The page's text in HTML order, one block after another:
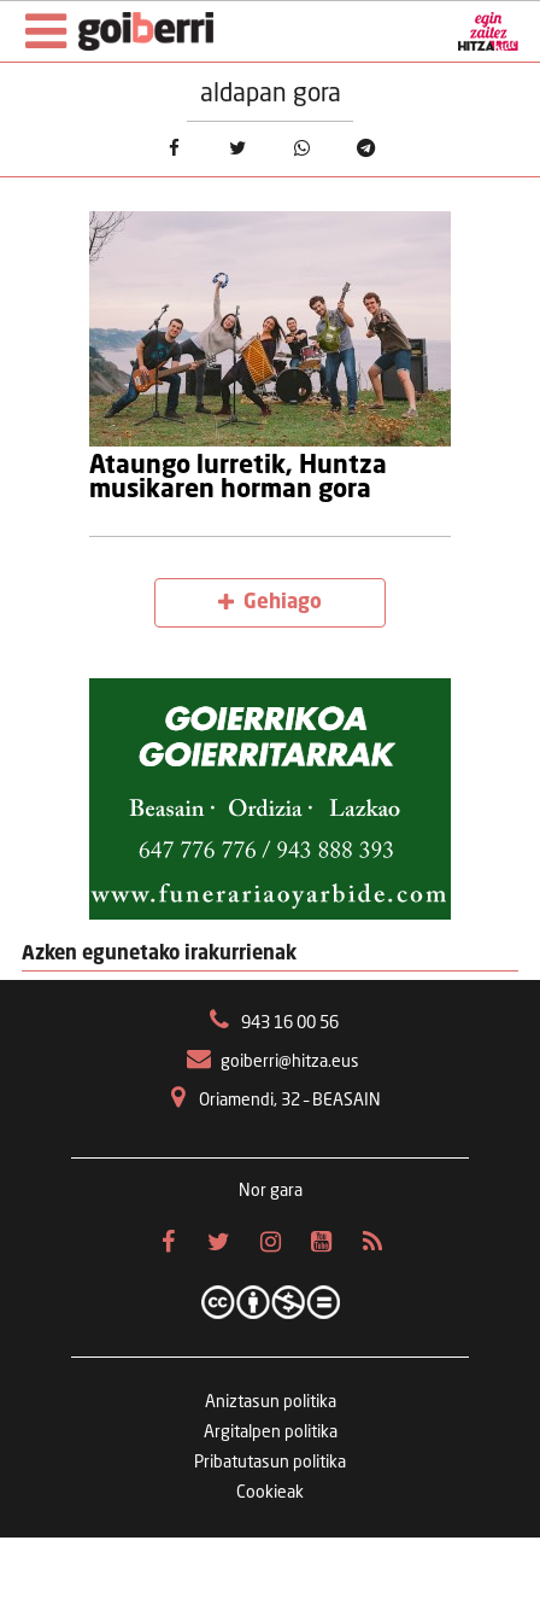
aldapan gora
Ataungo lurretik, Huntza
musikaren horman gora
Gehiago
Azken egunetako irakurrienak
943 16 00 56
goiberri@hitza.eus
Oriamendi, 32 – BEASAIN
Nor gara
Aniztasun politika
Argitalpen politika
Pribatutasun politika
Cookieak